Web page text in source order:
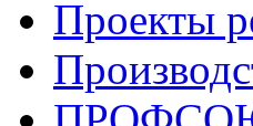
Проекты